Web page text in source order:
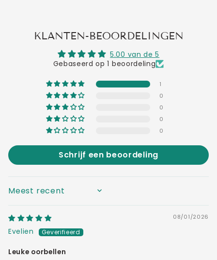
KLANTEN-BEOORDELINGEN
5.00 van de 5
Gebaseerd op 1 beoordeling
1
0
0
0
0
Schrijf een beoordeling
SORT BY
08/01/2026
Evelien
Leuke oorbellen